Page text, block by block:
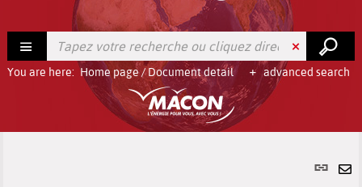
advanced search
You are here: Home page/Document detail
link